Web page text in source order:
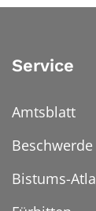
Service
Amtsblatt
Beschwerde
Bistums-